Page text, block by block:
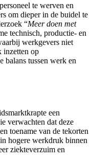
te werven en
om dieper in de buidel te
“Meer doen met
technisch, productie- en
werkgevers niet
inzetten op
balans tussen werk en
een
verwachten dat deze
toename van de tekorten
hogere werkdruk binnen
ziekteverzuim en